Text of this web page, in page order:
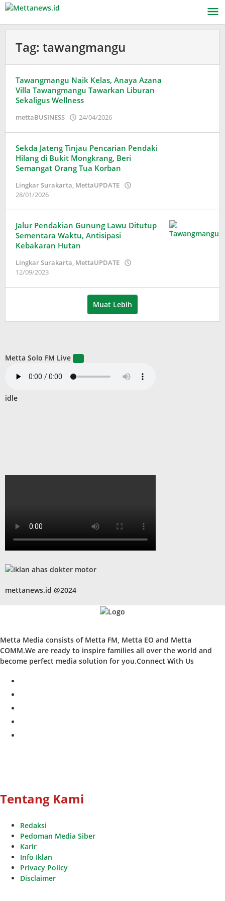
Lewati
konten
Tag: tawangmangu
Tawangmangu Naik Kelas, Anaya Azana
Villa Tawangmangu Tawarkan Liburan
Sekaligus Wellness
mettaBUSINESS 24/04/2026
Sekda Jateng Tinjau Pencarian Pendaki
Hilang di Bukit Mongkrang, Beri
Semangat Orang Tua Korban
Lingkar Surakarta, MettaUPDATE
28/01/2026
Jalur Pendakian Gunung Lawu Ditutup
Sementara Waktu, Antisipasi
Kebakaran Hutan
Lingkar Surakarta, MettaUPDATE
12/09/2023
Muat Lebih
Metta Solo FM Live
idle
mettanews.id @2024
Metta Media consists of Metta FM, Metta EO and Metta
COMM.We are ready to inspire families all over the world and
become perfect media solution for you.Connect With Us
Tentang Kami
Redaksi
Pedoman Media Siber
Karir
Info Iklan
Privacy Policy
Disclaimer